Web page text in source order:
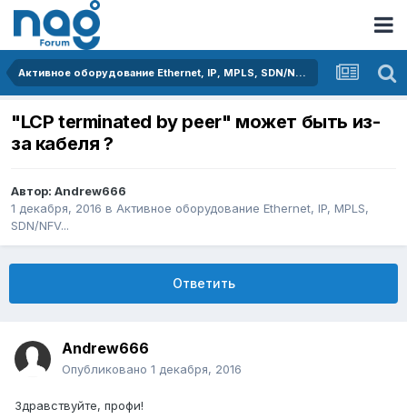
Активное оборудование Ethernet, IP, MPLS, SDN/NFV...
"LCP terminated by peer" может быть из-
за кабеля ?
Автор: Andrew666
1 декабря, 2016 в Активное оборудование Ethernet, IP, MPLS,
SDN/NFV...
Ответить
Andrew666
Опубликовано 1 декабря, 2016
Здравствуйте, профи!